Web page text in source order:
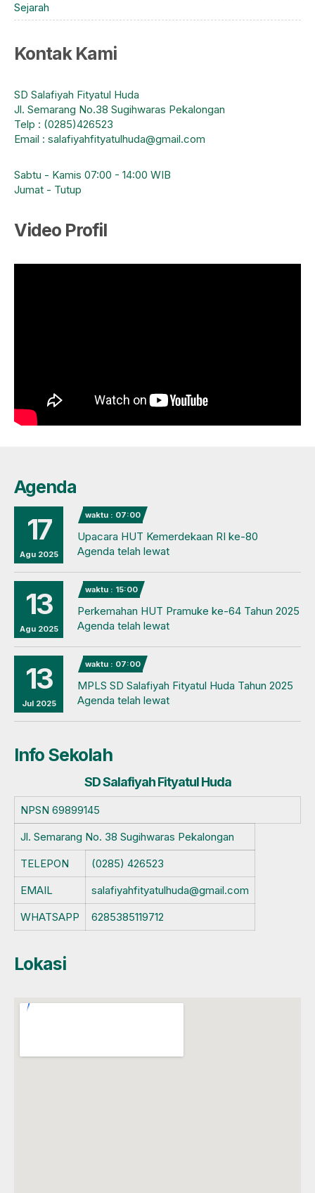
Sejarah
Kontak Kami
SD Salafiyah Fityatul Huda
Jl. Semarang No.38 Sugihwaras Pekalongan
Telp : (0285)426523
Email : salafiyahfityatulhuda@gmail.com
Sabtu - Kamis 07:00 - 14:00 WIB
Jumat - Tutup
Video Profil
Agenda
17
Agu 2025
waktu : 07:00
Upacara HUT Kemerdekaan RI ke-80
Agenda telah lewat
13
Agu 2025
waktu : 15:00
Perkemahan HUT Pramuke ke-64 Tahun 2025
Agenda telah lewat
13
Jul 2025
waktu : 07:00
MPLS SD Salafiyah Fityatul Huda Tahun 2025
Agenda telah lewat
Info Sekolah
SD Salafiyah Fityatul Huda
NPSN 69899145
Jl. Semarang No. 38 Sugihwaras Pekalongan
TELEPON
(0285) 426523
EMAIL
salafiyahfityatulhuda@gmail.com
WHATSAPP
6285385119712
Lokasi